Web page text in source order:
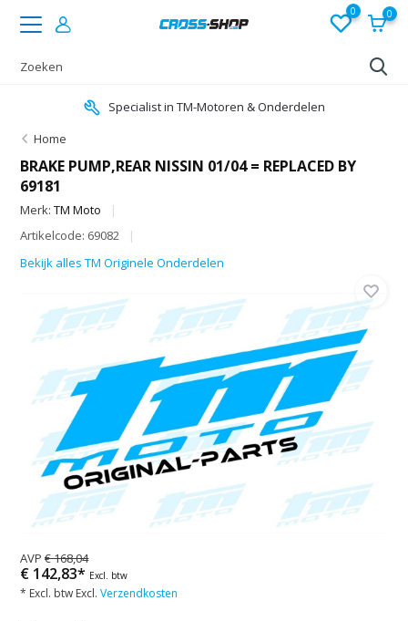
0 0
Specialist in TM-Motoren & Onderdelen
Home
BRAKE PUMP,REAR NISSIN 01/04 = REPLACED BY
69181
Merk:TM Moto
Artikelcode: 69082
Bekijk alles TM Originele Onderdelen
AVP€ 168,04
€ 142,83* Excl. btw
* Excl. btw Excl.Verzendkosten